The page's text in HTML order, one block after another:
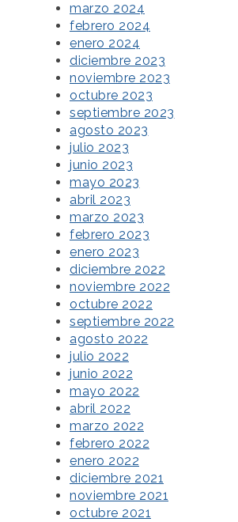
marzo 2024
febrero 2024
enero 2024
diciembre 2023
noviembre 2023
octubre 2023
septiembre 2023
agosto 2023
julio 2023
junio 2023
mayo 2023
abril 2023
marzo 2023
febrero 2023
enero 2023
diciembre 2022
noviembre 2022
octubre 2022
septiembre 2022
agosto 2022
julio 2022
junio 2022
mayo 2022
abril 2022
marzo 2022
febrero 2022
enero 2022
diciembre 2021
noviembre 2021
octubre 2021